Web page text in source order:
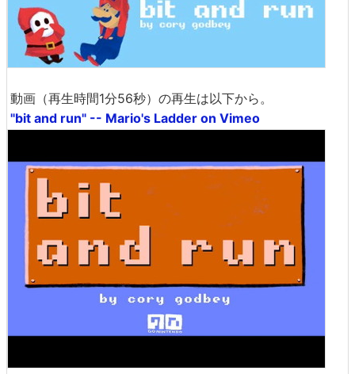
動画（再生時間1分56秒）の再生は以下から。
"bit and run" -- Mario's Ladder on Vimeo